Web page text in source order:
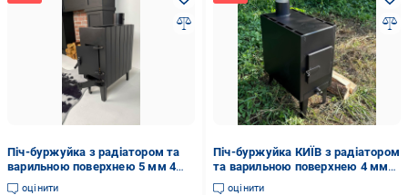
Піч-буржуйка з радіатором та
варильною поверхнею 5 мм 4
мм (BP-100RV)
оцінити
Піч-буржуйка КИЇВ з радіатором
та варильною поверхнею 4 мм
(BP-KYIV)
оцінити